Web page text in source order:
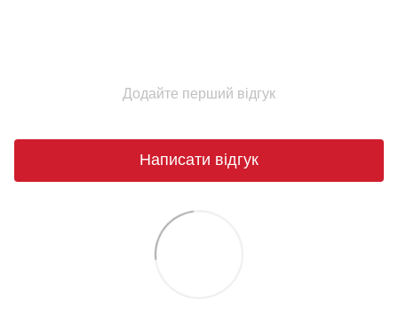
Додайте перший відгук
Написати відгук